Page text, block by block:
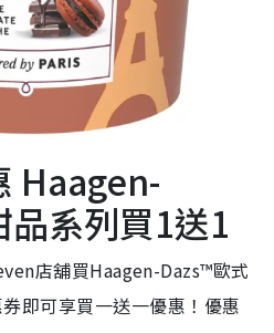
Haagen-
系列買1送1
店舖買Haagen-Dazs™歐式
即可享買一送一優惠！優惠